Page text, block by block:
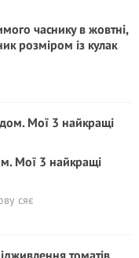
часнику в жовтні,
розміром із кулак
Мої 3 найкращі
сяє